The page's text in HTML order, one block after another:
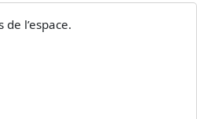
l’espace.